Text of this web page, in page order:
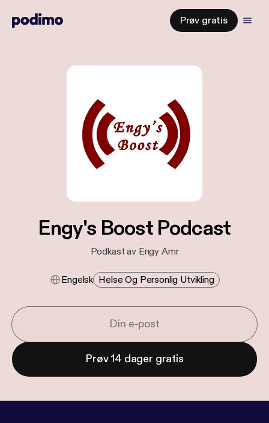
Prøv gratis
Engy's Boost Podcast
Podkast av Engy Amr
Engelsk Helse Og Personlig Utvikling
Prøv 14 dager gratis